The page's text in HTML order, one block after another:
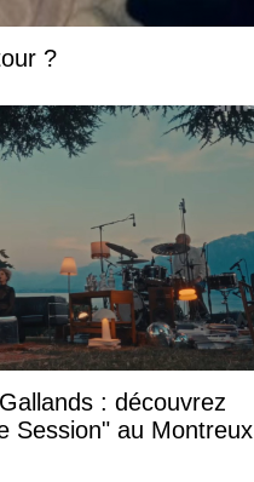
?
: découvrez
Session" au Montreux